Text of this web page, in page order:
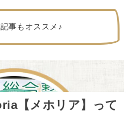
【メホリア】って
事もオススメ♪